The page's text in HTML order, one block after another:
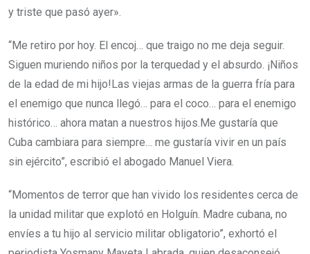
y triste que pasó ayer».
“Me retiro por hoy. El encoj… que traigo no me deja seguir.
Siguen muriendo niños por la terquedad y el absurdo. ¡Niños
de la edad de mi hijo!Las viejas armas de la guerra fría para
el enemigo que nunca llegó… para el coco… para el enemigo
histórico… ahora matan a nuestros hijos.Me gustaría que
Cuba cambiara para siempre… me gustaría vivir en un país
sin ejército”, escribió el abogado Manuel Viera.
“Momentos de terror que han vivido los residentes cerca de
la unidad militar que explotó en Holguín. Madre cubana, no
envíes a tu hijo al servicio militar obligatorio”, exhortó el